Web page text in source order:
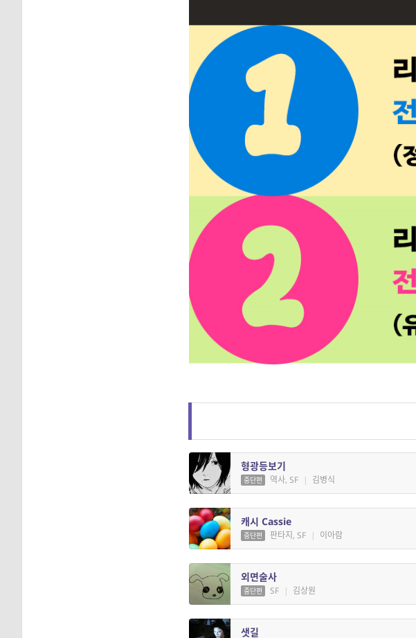
형광등보기
중단편 역사, SF | 김병식
캐시 Cassie
중단편 판타지, SF | 이아람
외면술사
중단편 SF | 김상원
샛길